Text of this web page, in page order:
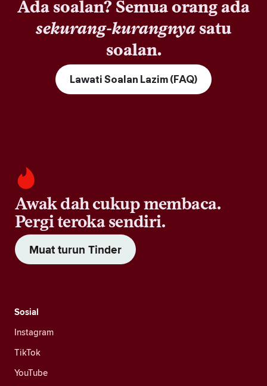
Ada soalan? Semua orang ada
sekurang-kurangnya satu
soalan.
Lawati Soalan Lazim (FAQ)
Awak dah cukup membaca.
Pergi teroka sendiri.
Muat turun Tinder
Sosial
Instagram
TikTok
YouTube